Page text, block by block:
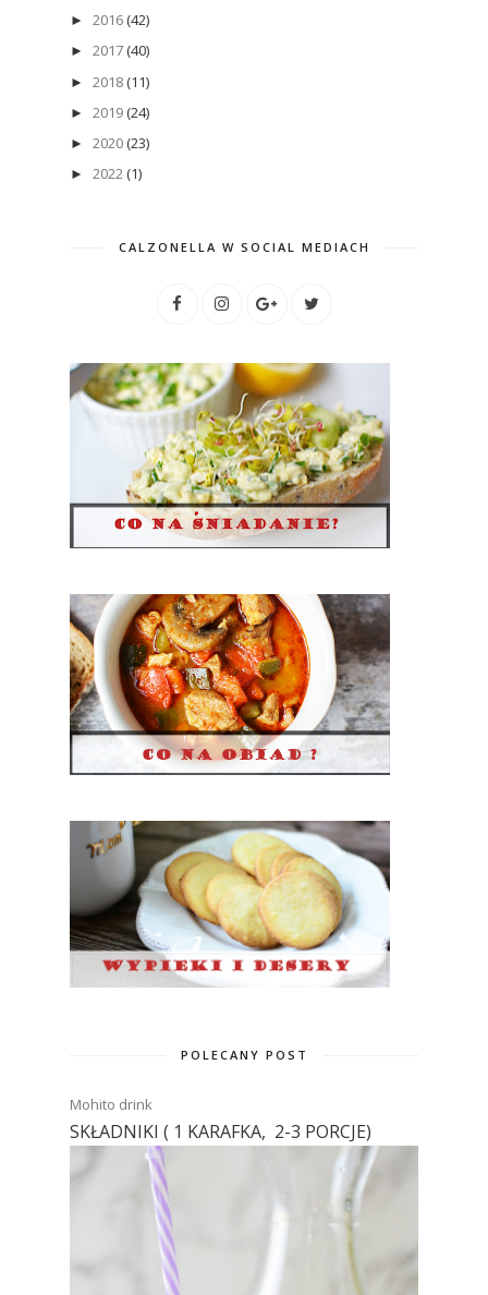
► 2016 (42)
► 2017 (40)
► 2018 (11)
► 2019 (24)
► 2020 (23)
► 2022 (1)
CALZONELLA W SOCIAL MEDIACH
POLECANY POST
Mohito drink
SKŁADNIKI ( 1 KARAFKA, 2-3 PORCJE)